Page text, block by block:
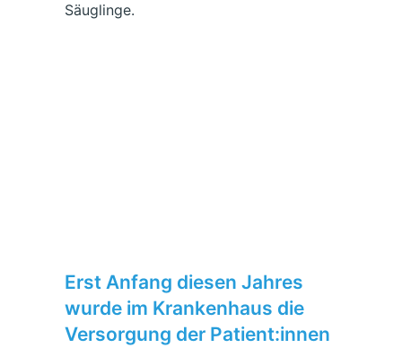
Säuglinge.
Erst Anfang diesen Jahres
wurde im Krankenhaus die
Versorgung der Patient:innen